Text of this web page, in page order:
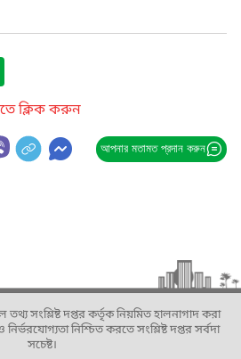
ক্লিক করুন
আপনার মতামত প্রদান করুন
সংশ্লিষ্ট দপ্তর কর্তৃক নিয়মিত হালনাগাদ করা
নিশ্চিত করতে সংশ্লিষ্ট দপ্তর সর্বদা
সচেষ্ট।